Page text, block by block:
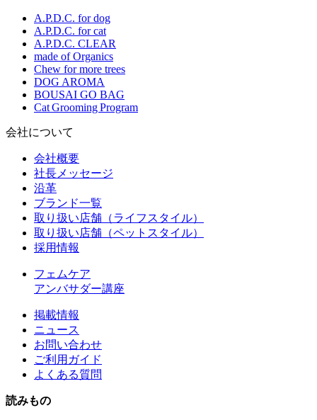
A.P.D.C. for dog
A.P.D.C. for cat
A.P.D.C. CLEAR
made of Organics
Chew for more trees
DOG AROMA
BOUSAI GO BAG
Cat Grooming Program
会社について
会社概要
社長メッセージ
沿革
ブランド一覧
取り扱い店舗（ライフスタイル）
取り扱い店舗（ペットスタイル）
採用情報
フェムケア
アンバサダー講座
掲載情報
ニュース
お問い合わせ
ご利用ガイド
よくある質問
読みもの